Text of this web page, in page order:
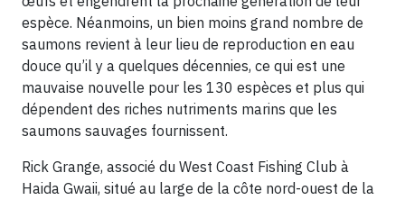
espèce. Néanmoins, un bien moins grand nombre de
saumons revient à leur lieu de reproduction en eau
douce qu’il y a quelques décennies, ce qui est une
mauvaise nouvelle pour les 130 espèces et plus qui
dépendent des riches nutriments marins que les
saumons sauvages fournissent.
Rick Grange, associé du West Coast Fishing Club à
Haida Gwaii, situé au large de la côte nord-ouest de la